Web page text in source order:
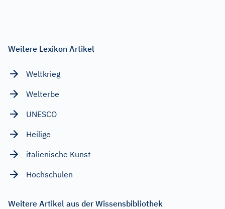
Weitere Lexikon Artikel
Weltkrieg
Welterbe
UNESCO
Heilige
italienische Kunst
Hochschulen
Weitere Artikel aus der Wissensbibliothek